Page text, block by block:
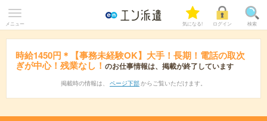
メニュー 気になる! ログイン 検索
時給1450円＊【事務未経験OK】大手！長期！電話の取次
ぎが中心！残業なし！ のお仕事情報は、掲載が終了しています
掲載時の情報は、 ページ下部 からご覧いただけます。